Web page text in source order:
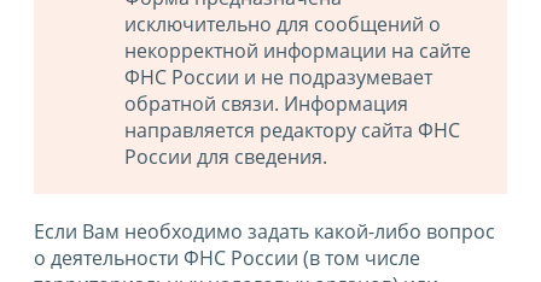
исключительно для сообщений о
некорректной информации на сайте
ФНС России и не подразумевает
обратной связи. Информация
направляется редактору сайта ФНС
России для сведения.
Если Вам необходимо задать какой-либо вопрос
о деятельности ФНС России (в том числе